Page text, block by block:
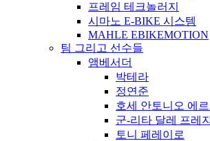
프레임 테크놀러지
시마노 E-BIKE 시스템
MAHLE EBIKEMOTION
팀 그리고 선수들
앰베서더
박테라
정연준
호세 안토니오 에
군-리타 달레 프레
토니 페레이로